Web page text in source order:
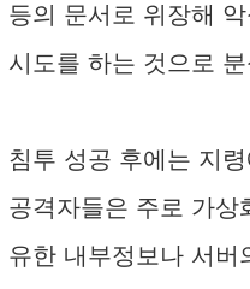
등의 문서로 위장해
시도를 하는 것으로
침투 성공 후에는 지
공격자들은 주로 가상
유한 내부정보나 서버